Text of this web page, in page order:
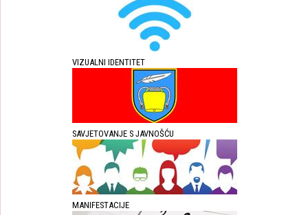
VIZUALNI IDENTITET
SAVJETOVANJE S JAVNOŠĆU
MANIFESTACIJE